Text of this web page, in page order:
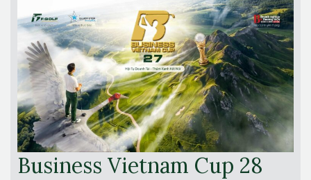
Business Vietnam Cup 28